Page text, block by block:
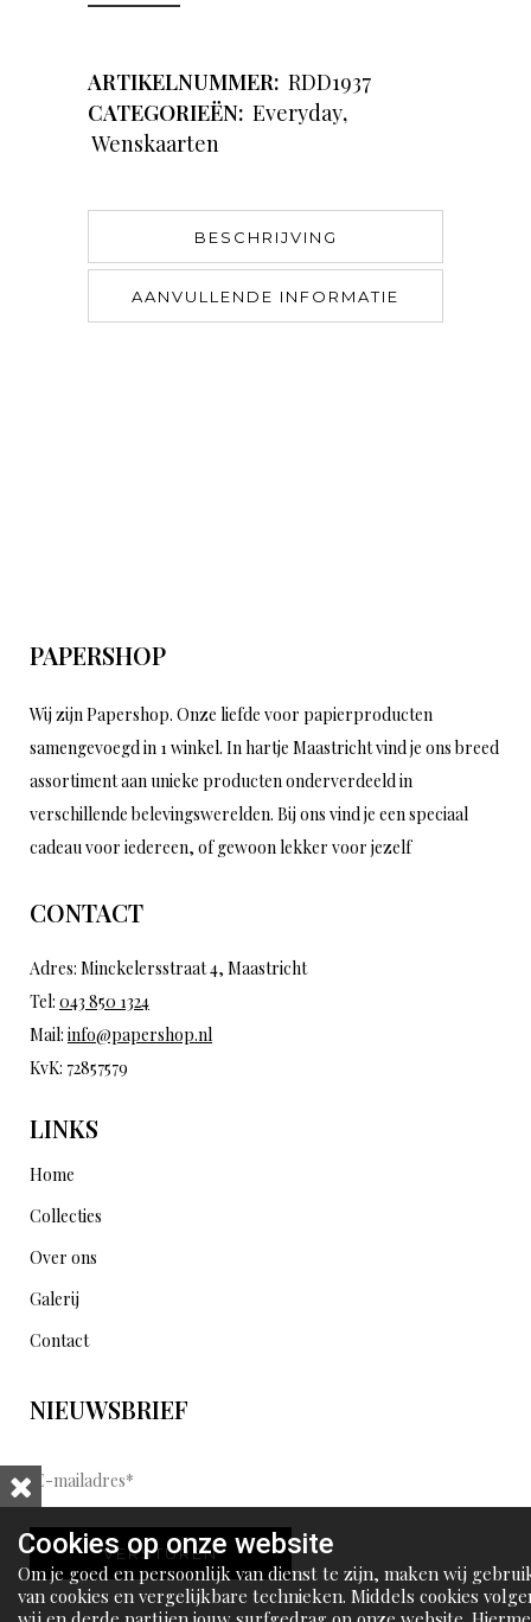
ARTIKELNUMMER: RDD1937
CATEGORIEËN: Everyday,
Wenskaarten
BESCHRIJVING
AANVULLENDE INFORMATIE
PAPERSHOP
Wij zijn Papershop. Onze liefde voor papierproducten
samengevoegd in 1 winkel. In hartje Maastricht vind je ons breed
assortiment aan unieke producten onderverdeeld in
verschillende belevingswerelden. Bij ons vind je een speciaal
cadeau voor iedereen, of gewoon lekker voor jezelf
CONTACT
Adres: Minckelersstraat 4, Maastricht
Tel: 043 850 1324
Mail: info@papershop.nl
KvK: 72857579
LINKS
Home
Collecties
Over ons
Galerij
Contact
NIEUWSBRIEF
E
-
m
a
i
VERSTUREN
Cookies op onze website
Om je goed en persoonlijk van dienst te zijn, maken wij
van cookies en vergelijkbare technieken. Middels cookies